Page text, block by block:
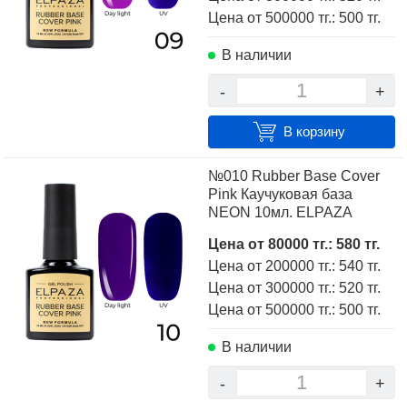
Цена от 500000 тг.: 500 тг.
В наличии
+
-
В корзину
№010 Rubber Base Cover
Pink Каучуковая база
NEON 10мл. ELPAZA
Цена от 80000 тг.: 580 тг.
Цена от 200000 тг.: 540 тг.
Цена от 300000 тг.: 520 тг.
Цена от 500000 тг.: 500 тг.
В наличии
+
-